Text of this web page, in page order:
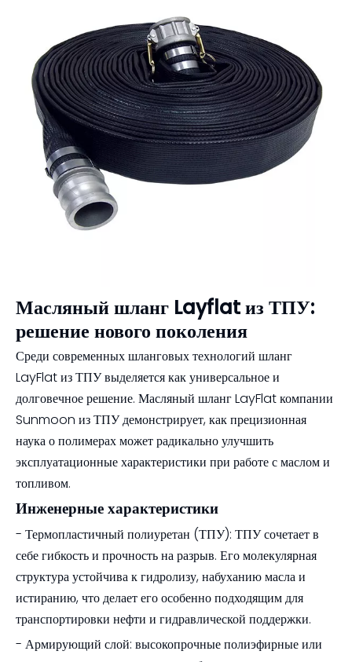
Масляный шланг Layflat из ТПУ:
решение нового поколения
Среди современных шланговых технологий шланг
LayFlat из ТПУ выделяется как универсальное и
долговечное решение. Масляный шланг LayFlat компании
Sunmoon из ТПУ демонстрирует, как прецизионная
наука о полимерах может радикально улучшить
эксплуатационные характеристики при работе с маслом и
топливом.
Инженерные характеристики
- Термопластичный полиуретан (ТПУ): ТПУ сочетает в
себе гибкость и прочность на разрыв. Его молекулярная
структура устойчива к гидролизу, набуханию масла и
истиранию, что делает его особенно подходящим для
транспортировки нефти и гидравлической поддержки.
- Армирующий слой: высокопрочные полиэфирные или